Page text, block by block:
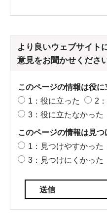
より良いウェブサイト
意見をお聞かせくださ
このページの情報は役に
1：役に立った
2
3：役に立たなかった
このページの情報は見
1：見つけやすかった
3：見つけにくかった